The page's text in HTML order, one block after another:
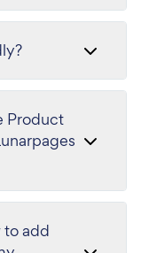
Product
to add